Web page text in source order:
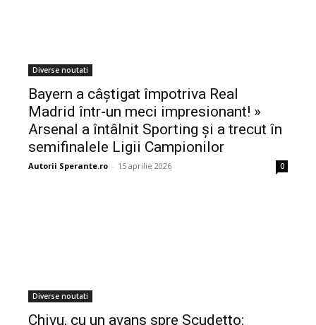
Diverse noutati
Bayern a câștigat împotriva Real
Madrid într-un meci impresionant! »
Arsenal a întâlnit Sporting și a trecut în
semifinalele Ligii Campionilor
Autorii Sperante.ro - 15 aprilie 2026 0
Diverse noutati
Chivu, cu un avans spre Scudetto: